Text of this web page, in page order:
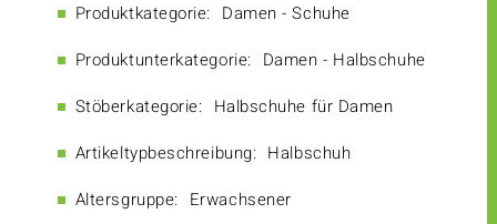
Produktkategorie: Damen - Schuhe
Produktunterkategorie: Damen - Halbschuhe
Stöberkategorie: Halbschuhe für Damen
Artikeltypbeschreibung: Halbschuh
Altersgruppe: Erwachsener